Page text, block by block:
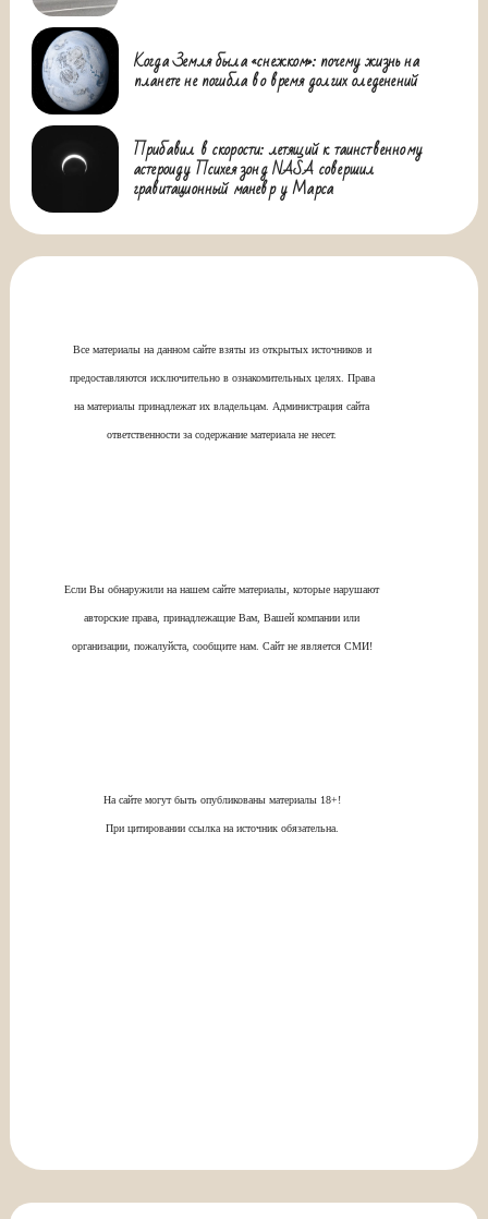
Когда Земля была «снежком»: почему жизнь на
планете не погибла во время долгих оледенений
Прибавил в скорости: летящий к таинственному
астероиду Психея зонд NASA совершил
гравитационный маневр у Марса
Все материалы на данном сайте взяты из открытых источников и
предоставляются исключительно в ознакомительных целях. Права
на материалы принадлежат их владельцам. Администрация сайта
ответственности за содержание материала не несет.
Если Вы обнаружили на нашем сайте материалы, которые нарушают
авторские права, принадлежащие Вам, Вашей компании или
организации, пожалуйста, сообщите нам. Сайт не является СМИ!
На сайте могут быть опубликованы материалы 18+!
При цитировании ссылка на источник обязательна.